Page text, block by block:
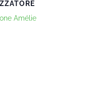
Amélie